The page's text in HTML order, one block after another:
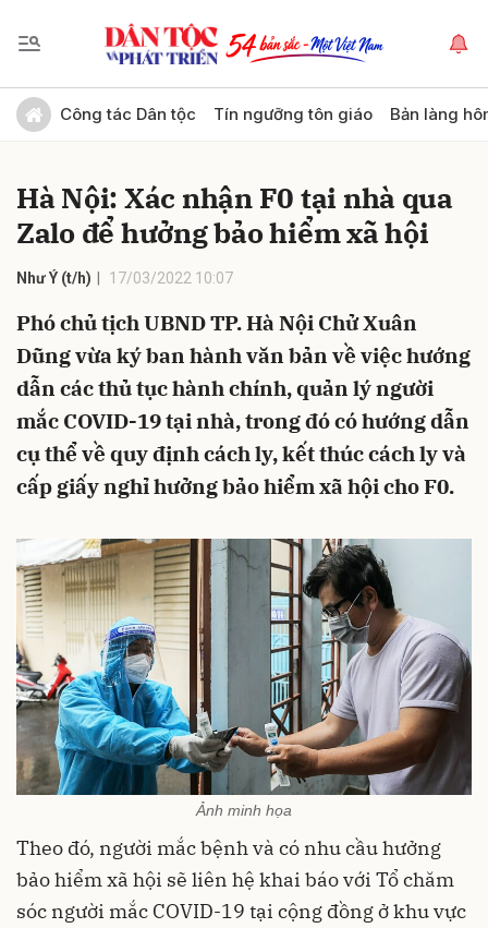
Công tác Dân tộc Tín ngưỡng tôn giáo Bản làng
Hà Nội: Xác nhận F0 tại nhà qua
Zalo để hưởng bảo hiểm xã hội
Như Ý (t/h) 17/03/2022 10:07
Phó chủ tịch UBND TP. Hà Nội Chử Xuân
Dũng vừa ký ban hành văn bản về việc hướng
dẫn các thủ tục hành chính, quản lý người
mắc COVID-19 tại nhà, trong đó có hướng dẫn
cụ thể về quy định cách ly, kết thúc cách ly và
cấp giấy nghỉ hưởng bảo hiểm xã hội cho F0.
Ảnh minh họa
Theo đó, người mắc bệnh và có nhu cầu hưởng
bảo hiểm xã hội sẽ liên hệ khai báo với Tổ chăm
sóc người mắc COVID-19 tại cộng đồng ở khu vực
Gửi bình luận
Hủy